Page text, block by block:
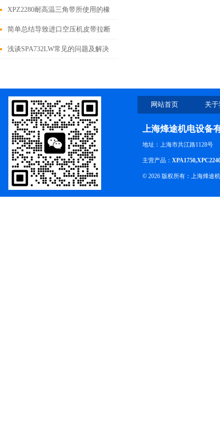
XPZ2280耐高温三角带所使用的橡
胶分类
简单总结导致进口空压机皮带拉断
的原因
浅谈SPA732LW常见的问题及解决
网站首页 关
上海烽途机电设备
地址：上海市共江路1128号
主营产品：
© 2026 版权所有：上海烽途